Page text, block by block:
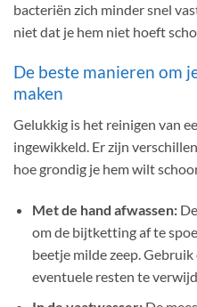
bacteriën zich minder snel
niet dat je hem niet hoeft
De beste manieren om
maken
Gelukkig is het reinigen van
ingewikkeld. Er zijn
hoe grondig je hem wilt
Met de hand afwassen:
om de bijtketting af te
beetje milde zeep.
eventuele resten te